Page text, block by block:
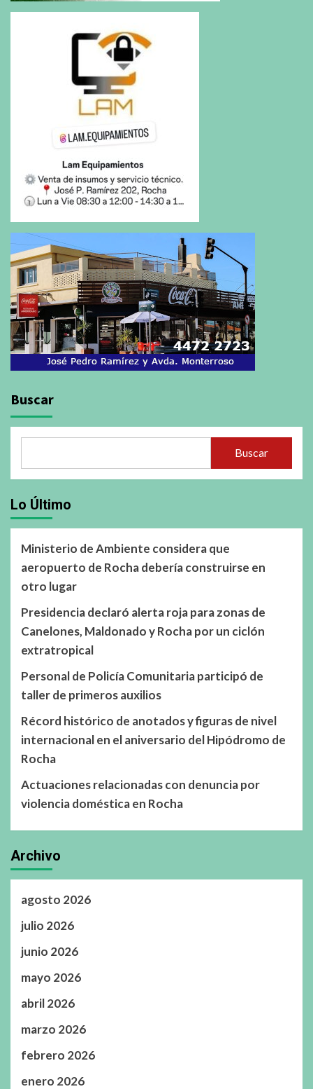
Buscar
Buscar
Lo Último
Ministerio de Ambiente considera que
aeropuerto de Rocha debería construirse en
otro lugar
Presidencia declaró alerta roja para zonas de
Canelones, Maldonado y Rocha por un ciclón
extratropical
Personal de Policía Comunitaria participó de
taller de primeros auxilios
Récord histórico de anotados y figuras de nivel
internacional en el aniversario del Hipódromo de
Rocha
Actuaciones relacionadas con denuncia por
violencia doméstica en Rocha
Archivo
agosto 2026
julio 2026
junio 2026
mayo 2026
abril 2026
marzo 2026
febrero 2026
enero 2026